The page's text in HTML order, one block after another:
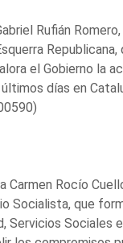
Rufián
Republicana,
el Gobierno la
días en
Carmen Rocío
Socialista, que
Servicios Sociales